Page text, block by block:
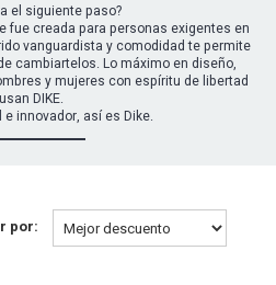
el siguiente paso?
fue creada para personas exigentes en
vanguardista y comodidad te permite
cambiartelos. Lo máximo en diseño,
y mujeres con espíritu de libertad
usan DIKE.
innovador, así es Dike.
por: